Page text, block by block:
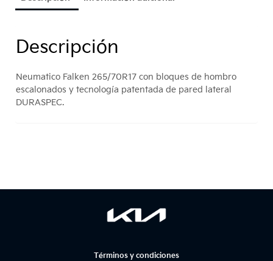
Descripción
Neumatico Falken 265/70R17 con bloques de hombro
escalonados y tecnología patentada de pared lateral
DURASPEC.
Términos y condiciones